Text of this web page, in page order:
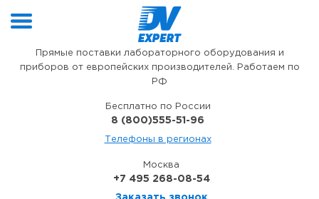
Прямые поставки лабораторного оборудования и
приборов от европейских производителей. Работаем по
РФ
Бесплатно по России
8 (800)555-51-96
Телефоны в регионах
Москва
+7 495 268-08-54